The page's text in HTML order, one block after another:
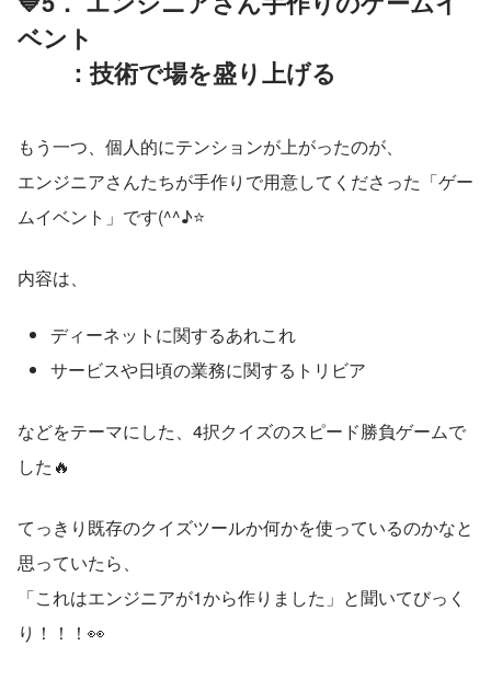
ベント
：技術で場を盛り上げる
もう一つ、個人的にテンションが上がったのが、
エンジニアさんたちが手作りで用意してくださった「ゲー
ムイベント」です(^^♪⭐
内容は、
ディーネットに関するあれこれ
サービスや日頃の業務に関するトリビア
などをテーマにした、4択クイズのスピード勝負ゲームで
した🔥
てっきり既存のクイズツールか何かを使っているのかなと
思っていたら、
「これはエンジニアが1から作りました」と聞いてびっく
り！！！👀